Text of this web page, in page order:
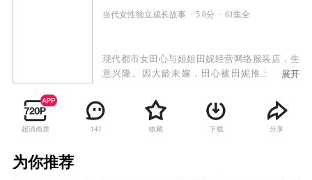
当代女性独立成长故事 5.8分 61集全
现代都市女田心与姐姐田妮经营网络服装店，生
意兴隆。因大龄未嫁，田心被田妮推上相亲节
终步入婚姻殿堂。无奈婚后生活磕磕绊绊不断，
田心意外流产，以翔旧爱方彤趁机介入，误会重
重之下，两人婚姻破碎，田心被逐出家门。后在
展开
超清画质 143 收藏 下载 分享
为你推荐